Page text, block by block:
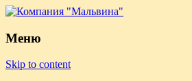
Меню
Skip to content